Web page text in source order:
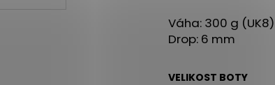
Váha: 300 g (UK8)
Drop: 6 mm
VELIKOST BOTY